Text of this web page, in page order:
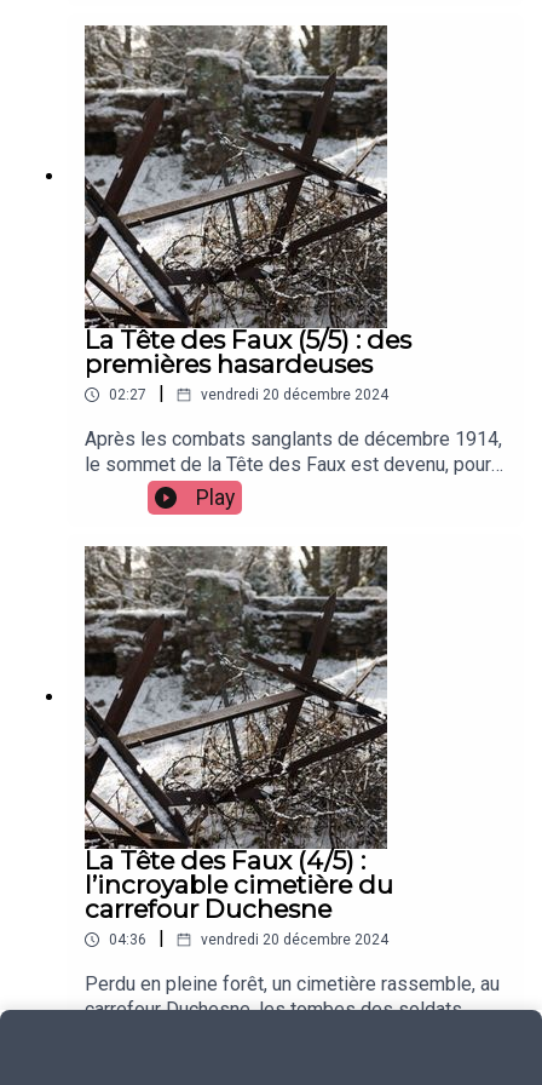
20 000 morts en quelques jours. A Saverne,
Scherwiller, mais aussi Herbitzheim, Lupstein, et
dans le Sundgau, les batailles furent
sanglantes.500 ans plus tard, le magazine Les
Saisons d’Alsace questionne des historiens
passionnés, qui ont entrepris de sortir cette
guerre de l’oubli.
La Tête des Faux (5/5) : des
premières hasardeuses
02:27 vendredi 20 décembre 2024
Après les combats sanglants de décembre 1914,
le sommet de la Tête des Faux est devenu, pour
les armées françaises et allemandes, un terrain
d’expérimentations technologiques. Des
premières plutôt hasardeuses, que nous détaille
Baptiste Antoine, étudiant en histoire.
Play
La Tête des Faux (4/5) :
l’incroyable cimetière du
carrefour Duchesne
04:36 vendredi 20 décembre 2024
Perdu en pleine forêt, un cimetière rassemble, au
carrefour Duchesne, les tombes des soldats